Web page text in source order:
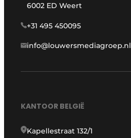
6002 ED Weert
+31 495 450095
info@louwersmediagroep.nl
KANTOOR BELGIË
Kapellestraat 132/1